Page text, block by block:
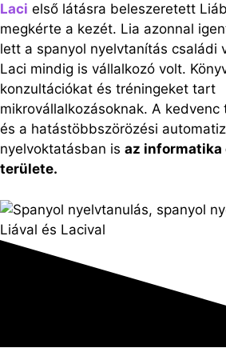
Laci első látásra beleszeretett
megkérte a kezét. Lia azonnal
lett a spanyol nyelvtanítás családi
Laci mindig is vállalkozó volt.
konzultációkat és tréningeket tart
mikrovállalkozásoknak. A kedvenc
és a hatástöbbszörözési
nyelvoktatásban is az informatika
területe.